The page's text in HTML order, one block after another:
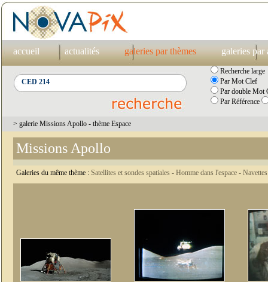
accueil actualités galeries par thèmes galeries par
Recherche large
Par Mot Clef
Par double Mot
Par Référence
> galerie Missions Apollo - thème Espace
Missions Apollo
Galeries du même thème : Satellites et sondes spatiales - Homme dans l'espace -